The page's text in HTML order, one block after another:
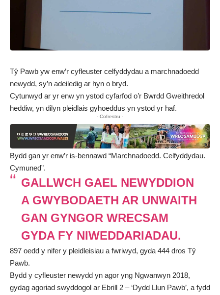
Tŷ Pawb yw enw’r cyfleuster celfyddydau a marchnadoedd
newydd, sy’n adeiledig ar hyn o bryd.
Cytunwyd ar yr enw yn ystod cyfarfod o’r Bwrdd Gweithredol
heddiw, yn dilyn pleidlais gyhoeddus yn ystod yr haf.
- Cofrestru -
Bydd gan yr enw’r is-bennawd “Marchnadoedd. Celfyddydau.
Cymuned”.
GALLWCH GAEL NEWYDDION
A GWYBODAETH AR UNWAITH
GAN GYNGOR WRECSAM
GYDA FY NIWEDDARIADAU.
897 oedd y nifer y pleidleisiau a fwriwyd, gyda 444 dros Tŷ
Pawb.
Bydd y cyfleuster newydd yn agor yng Ngwanwyn 2018,
gydag agoriad swyddogol ar Ebrill 2 – ‘Dydd Llun Pawb’, a fydd